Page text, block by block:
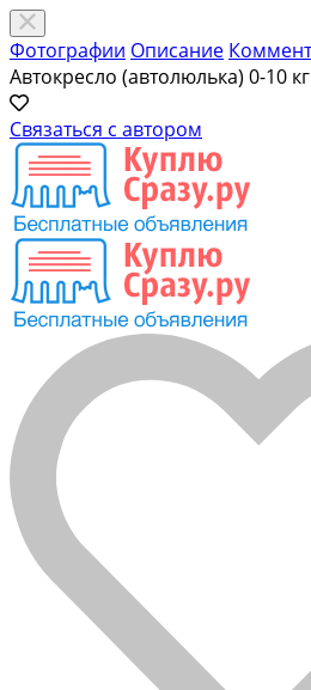
Фотографии Описание
Автокресло (автолюлька) 0-10 кг
Связаться с автором